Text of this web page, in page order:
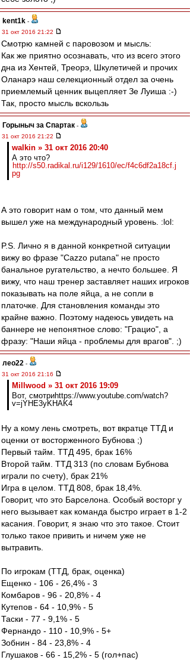
kent1k -
31 окт 2016 21:22
Смотрю камней с паровозом и мысль:
Как же приятно осознавать, что из всего этого
дна из Хентей, Треорэ, Шкулетичей и прочих
Оланарэ наш селекционный отдел за очень
приемлемый ценник выцепляет Зе Луиша :-)
Так, просто мысль вскользь
Горыныч за Спартак -
31 окт 2016 21:22
walkin » 31 окт 2016 20:40
А это что?
http://s50.radikal.ru/i129/1610/ec/f4c6df2a18cf.j
pg
А это говорит нам о том, что данный мем
вышел уже на международный уровень. :lol:
P.S. Лично я в данной конкретной ситуации
вижу во фразе "Cazzo putana" не просто
банальное ругательство, а нечто большее. Я
вижу, что наш тренер заставляет наших игроков
показывать на поле яйца, а не сопли в
платочке. Для становления команды это
крайне важно. Поэтому надеюсь увидеть на
баннере не непонятное слово: "Грацио", а
фразу: "Наши яйца - проблемы для врагов". ;)
лео22 -
31 окт 2016 21:16
Millwood » 31 окт 2016 19:09
Вот, смотриhttps://www.youtube.com/watch?
v=jYHE3yKHAK4
Ну а кому лень смотреть, вот вкратце ТТД и
оценки от восторженного Бубнова ;)
Первый тайм. ТТД 495, брак 16%
Второй тайм. ТТД 313 (по словам Бубнова
играли по счету), брак 21%
Игра в целом. ТТД 808, брак 18,4%.
Говорит, что это Барселона. Особый восторг у
него вызывает как команда быстро играет в 1-2
касания. Говорит, я знаю что это такое. Стоит
только такое привить и ничем уже не
вытравить.
По игрокам (ТТД, брак, оценка)
Ещенко - 106 - 26,4% - 3
Комбаров - 96 - 20,8% - 4
Кутепов - 64 - 10,9% - 5
Таски - 77 - 9,1% - 5
Фернандо - 110 - 10,9% - 5+
Зобнин - 84 - 23,8% - 4
Глушаков - 66 - 15,2% - 5 (гол+пас)